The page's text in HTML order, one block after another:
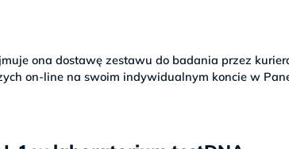
ona dostawę zestawu do badania przez
on-line na swoim indywidualnym koncie w